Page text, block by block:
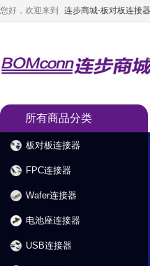
您好，欢迎来到 连步商城-板对板连接
所有商品分类
板对板连接器
FPC连接器
Wafer连接器
电池座连接器
USB连接器